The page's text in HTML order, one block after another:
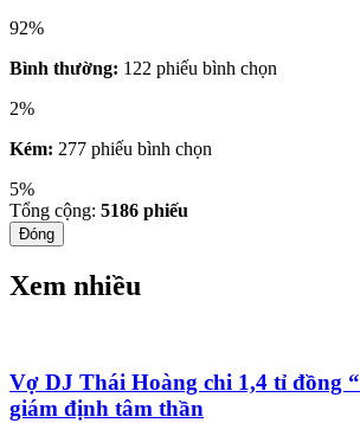
92%
Bình thường: 122 phiếu bình chọn
2%
Kém: 277 phiếu bình chọn
5%
Tổng cộng: 5186 phiếu
Đóng
Xem nhiều
Vợ DJ Thái Hoàng chi 1,4 tỉ đồng
giám định tâm thần